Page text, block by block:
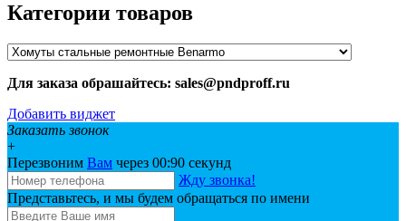
Категории товаров
Для заказа обрашайтесь: sales@pndproff.ru
Добавить виджет
Заказать звонок
+
Перезвоним Вам через 00:90 секунд
Жду звонка!
Представьтесь, и мы будем обращаться по имени